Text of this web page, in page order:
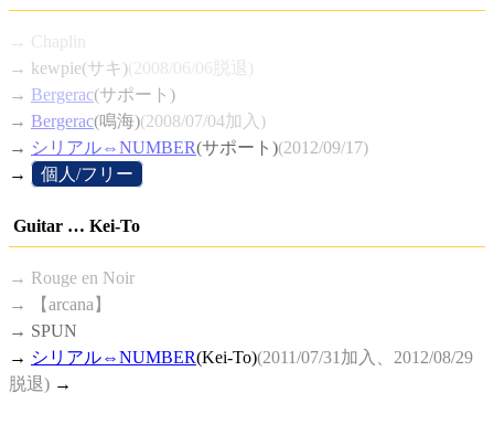
→ Chaplin
→ kewpie(サキ)(2008/06/06脱退)
→ Bergerac(サポート)
→ Bergerac(鳴海)(2008/07/04加入)
→ シリアル⇔NUMBER(サポート)(2012/09/17)
→
個人/フリー
Guitar … Kei-To
→ Rouge en Noir
→ 【arcana】
→ SPUN
→ シリアル⇔NUMBER(Kei-To)(2011/07/31加入、2012/08/29
脱退) →